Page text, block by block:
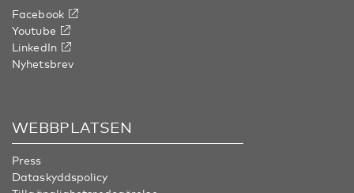
Facebook
Youtube
LinkedIn
Nyhetsbrev
WEBBPLATSEN
Press
Dataskyddspolicy